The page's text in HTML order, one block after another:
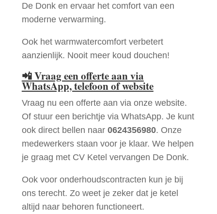
De Donk en ervaar het comfort van een
moderne verwarming.
Ook het warmwatercomfort verbetert
aanzienlijk. Nooit meer koud douchen!
📲Vraag een offerte aan via
WhatsApp, telefoon of website
Vraag nu een offerte aan via onze website.
Of stuur een berichtje via WhatsApp. Je kunt
ook direct bellen naar 0624356980. Onze
medewerkers staan voor je klaar. We helpen
je graag met CV Ketel vervangen De Donk.
Ook voor onderhoudscontracten kun je bij
ons terecht. Zo weet je zeker dat je ketel
altijd naar behoren functioneert.